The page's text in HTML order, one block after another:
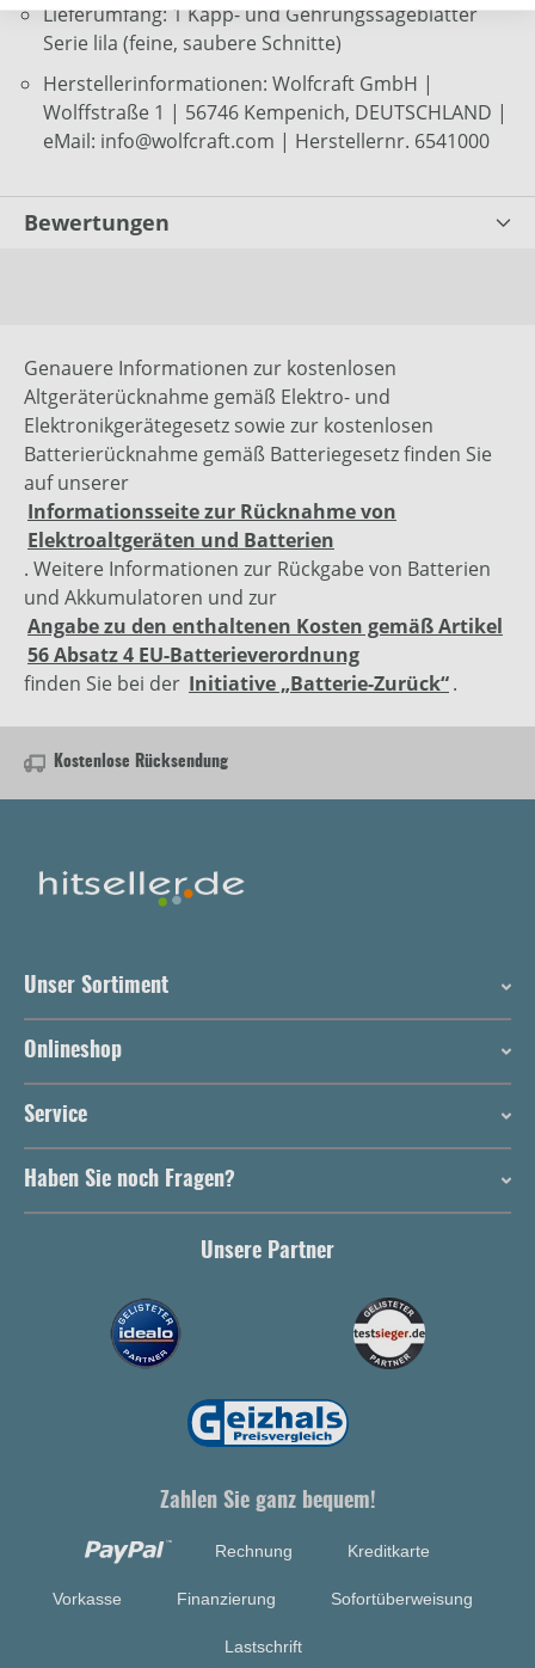
Lieferumfang: 1 Kapp- und Gehrungssägeblätter
Serie lila (feine, saubere Schnitte)
Herstellerinformationen: Wolfcraft GmbH |
Wolffstraße 1 | 56746 Kempenich, DEUTSCHLAND |
eMail: info@wolfcraft.com | Herstellernr. 6541000
Bewertungen
Genauere Informationen zur kostenlosen
Altgeräterücknahme gemäß Elektro- und
Elektronikgerätegesetz sowie zur kostenlosen
Batterierücknahme gemäß Batteriegesetz finden Sie
auf unserer
Informationsseite zur Rücknahme von
Elektroaltgeräten und Batterien
. Weitere Informationen zur Rückgabe von Batterien
und Akkumulatoren und zur
Angabe zu den enthaltenen Kosten gemäß Artikel
56 Absatz 4 EU-Batterieverordnung
finden Sie bei der Initiative „Batterie-Zurück“.
Kostenlose Rücksendung
Unser Sortiment
Onlineshop
Service
Haben Sie noch Fragen?
Unsere Partner
Zahlen Sie ganz bequem!
Rechnung Kreditkarte
Vorkasse Finanzierung Sofortüberweisung
Lastschrift